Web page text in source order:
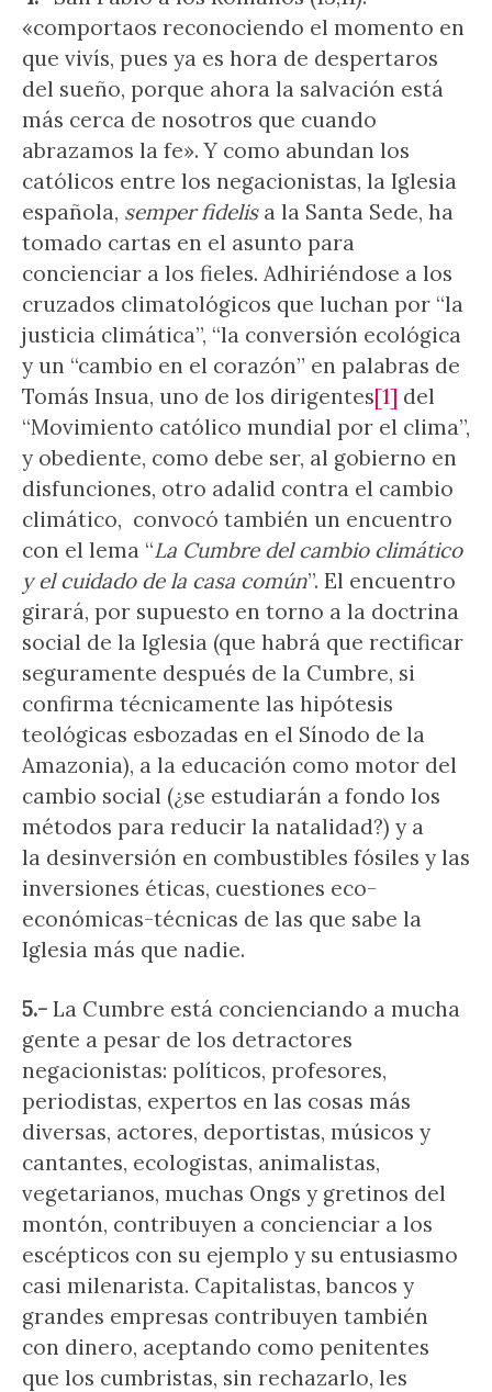
«comportaos reconociendo el momento en
que vivís, pues ya es hora de despertaros
del sueño, porque ahora la salvación está
más cerca de nosotros que cuando
abrazamos la fe». Y como abundan los
católicos entre los negacionistas, la Iglesia
española, semper fidelisa la Santa Sede, ha
tomado cartas en el asunto para
concienciar a los fieles. Adhiriéndose a los
cruzados climatológicos que luchan por “la
justicia climática”, “la conversión ecológica
y un “cambio en el corazón” en palabras de
Tomás Insua, uno de los dirigentes[1] del
“Movimiento católico mundial por el clima”,
y obediente, como debe ser, al gobierno en
disfunciones, otro adalid contra el cambio
climático, convocó también un encuentro
con el lema “La Cumbre del cambio climático
y el cuidado de la casa común”. El encuentro
girará, por supuesto en torno a la doctrina
social de la Iglesia (que habrá que rectificar
seguramente después de la Cumbre, si
confirma técnicamente las hipótesis
teológicas esbozadas en el Sínodo de la
Amazonia), a la educación como motor del
cambio social (¿se estudiarán a fondo los
métodos para reducir la natalidad?) y a
la desinversión en combustibles fósiles y las
inversiones éticas, cuestiones eco-
económicas-técnicas de las que sabe la
Iglesia más que nadie.
5.- La Cumbre está concienciando a mucha
gente a pesar de los detractores
negacionistas: políticos, profesores,
periodistas, expertos en las cosas más
diversas, actores, deportistas, músicos y
cantantes, ecologistas, animalistas,
vegetarianos, muchas Ongs y gretinos del
montón, contribuyen a concienciar a los
escépticos con su ejemplo y su entusiasmo
casi milenarista. Capitalistas, bancos y
grandes empresas contribuyen también
con dinero, aceptando como penitentes
que los cumbristas, sin rechazarlo, les